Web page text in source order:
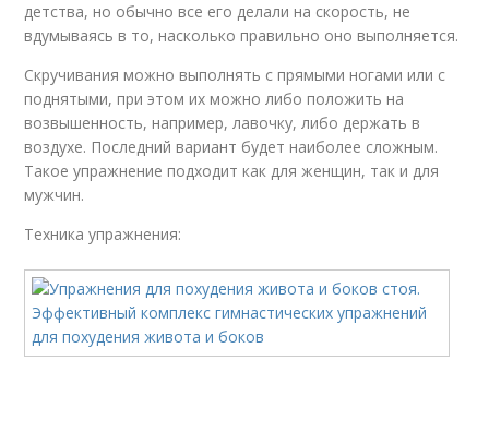
детства, но обычно все его делали на скорость, не
вдумываясь в то, насколько правильно оно выполняется.
Скручивания можно выполнять с прямыми ногами или с
поднятыми, при этом их можно либо положить на
возвышенность, например, лавочку, либо держать в
воздухе. Последний вариант будет наиболее сложным.
Такое упражнение подходит как для женщин, так и для
мужчин.
Техника упражнения: